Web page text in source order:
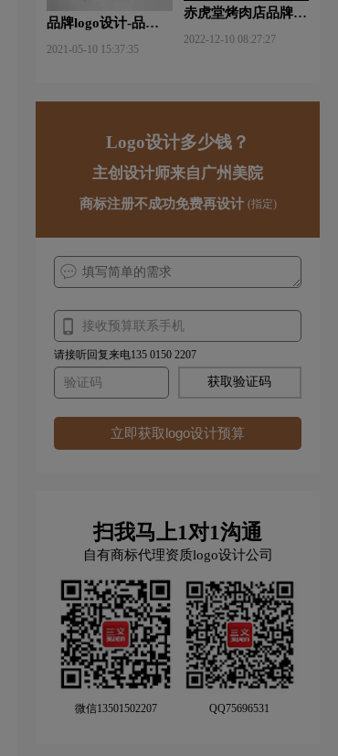
品牌logo设计-品牌vi
2021-05-10 15:37:35
赤虎堂烤肉店品牌VI
2022-12-10 08:27:27
Logo设计多少钱？
主创设计师来自广州美院
商标注册不成功免费再设计 (指定)
请接听回复来电135 0150 2207
获取验证码
立即获取logo设计预算
扫我马上1对1沟通
自有商标代理资质logo设计公司
微信13501502207 QQ75696531